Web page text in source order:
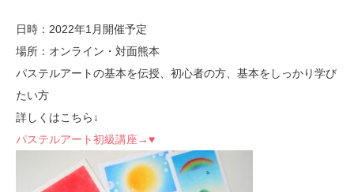
日時：2022年1月開催予定
場所：オンライン・対面熊本
パステルアートの基本を伝授、初心者の方、基本をしっかり学び
たい方
詳しくはこちら↓
パステルアート初級講座→♥